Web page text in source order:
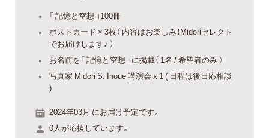
「 記憶と空想 」100冊
ポストカード × 3枚（ 内容はお楽しみ！Midoriセレクト
でお届けします♪ ）
お名前を「 記憶と空想 」に掲載（ 1名 / 希望者のみ ）
写真家 Midori S. Inoue 講演会 x 1 ( 日程は後日応相談
)
2024年03月 にお届け予定です。
0人が応援しています。